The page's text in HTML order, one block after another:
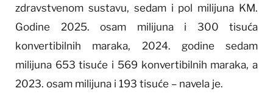
zdravstvenom sustavu, sedam i pol milijuna KM.
Godine 2025. osam milijuna i 300 tisuća
konvertibilnih maraka, 2024. godine sedam
milijuna 653 tisuće i 569 konvertibilnih maraka, a
2023. osam milijuna i 193 tisuće – navela je.